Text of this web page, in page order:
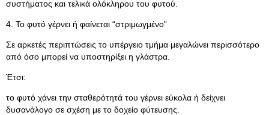
συστήματος και τελικά ολόκληρου του φυτού.
4. Το φυτό γέρνει ή φαίνεται “στριμωγμένο”
Σε αρκετές περιπτώσεις το υπέργειο τμήμα μεγαλώνει περισσότερο
από όσο μπορεί να υποστηρίξει η γλάστρα.
Έτσι:
το φυτό χάνει την σταθερότητά του γέρνει εύκολα ή δείχνει
δυσανάλογο σε σχέση με το δοχείο φύτευσης.